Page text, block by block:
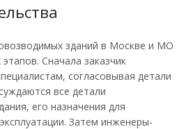
зданий в Москве и МО
Сначала заказчик
согласовывая детали
все детали
его назначения для
Затем инженеры-